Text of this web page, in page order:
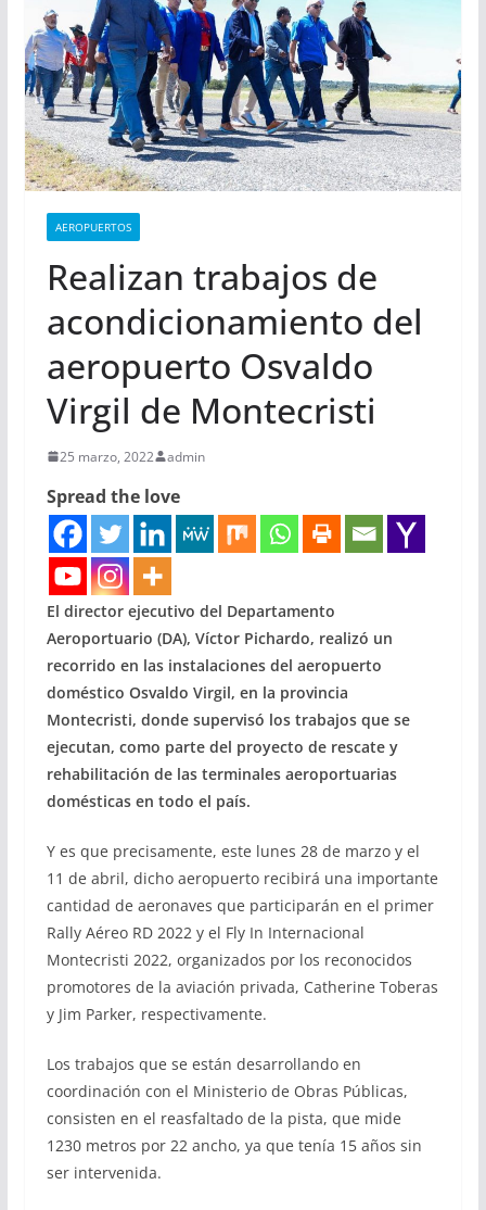
AEROPUERTOS
Realizan trabajos de
acondicionamiento del
aeropuerto Osvaldo
Virgil de Montecristi
25 marzo, 2022 admin
Spread the love
El director ejecutivo del Departamento
Aeroportuario (DA), Víctor Pichardo, realizó un
recorrido en las instalaciones del aeropuerto
doméstico Osvaldo Virgil, en la provincia
Montecristi, donde supervisó los trabajos que se
ejecutan, como parte del proyecto de rescate y
rehabilitación de las terminales aeroportuarias
domésticas en todo el país.
Y es que precisamente, este lunes 28 de marzo y el
11 de abril, dicho aeropuerto recibirá una importante
cantidad de aeronaves que participarán en el primer
Rally Aéreo RD 2022 y el Fly In Internacional
Montecristi 2022, organizados por los reconocidos
promotores de la aviación privada, Catherine Toberas
y Jim Parker, respectivamente.
Los trabajos que se están desarrollando en
coordinación con el Ministerio de Obras Públicas,
consisten en el reasfaltado de la pista, que mide
1230 metros por 22 ancho, ya que tenía 15 años sin
ser intervenida.